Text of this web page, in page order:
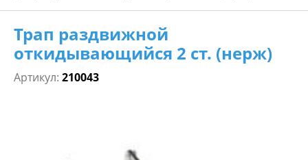
Трап раздвижной
откидывающийся 2 ст. (нерж)
Артикул: 210043